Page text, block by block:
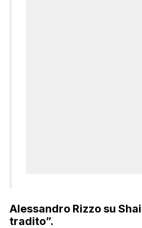
Alessandro Rizzo su
tradito”.